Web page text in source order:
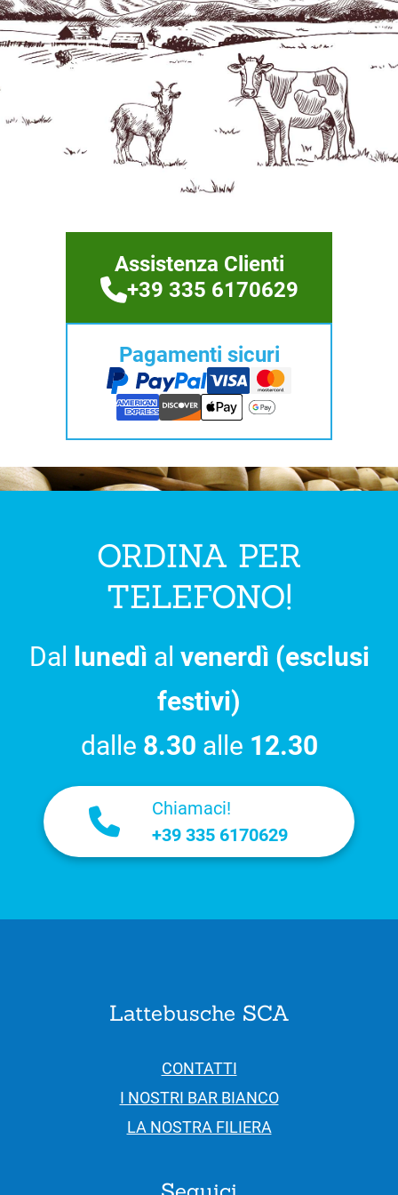
Assistenza Clienti
+39 335 6170629
Pagamenti sicuri
ORDINA PER
TELEFONO!
Dal lunedì al venerdì (esclusi
festivi)
dalle 8.30 alle 12.30
Chiamaci!
+39 335 6170629
Lattebusche SCA
CONTATTI
I NOSTRI BAR BIANCO
LA NOSTRA FILIERA